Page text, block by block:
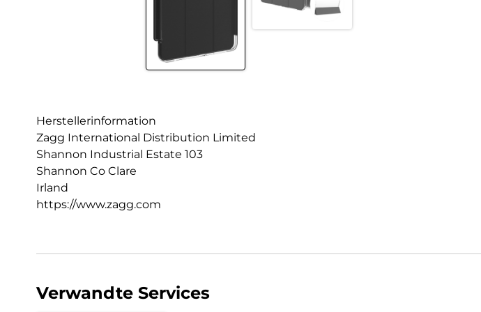
Herstellerinformation
Zagg International Distribution Limited
Shannon Industrial Estate 103
Shannon Co Clare
Irland
https://www.zagg.com
Verwandte Services